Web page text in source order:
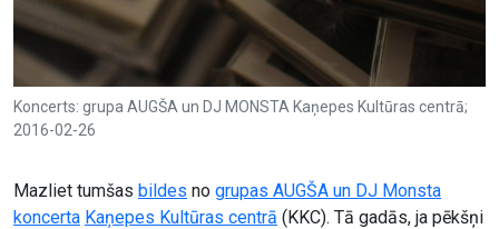
Koncerts: grupa AUGŠA un DJ MONSTA Kaņepes Kultūras centrā;
2016-02-26
Mazliet tumšas bildes no grupas AUGŠA un DJ Monsta
koncerta Kaņepes Kultūras centrā (KKC). Tā gadās, ja pēkšņi